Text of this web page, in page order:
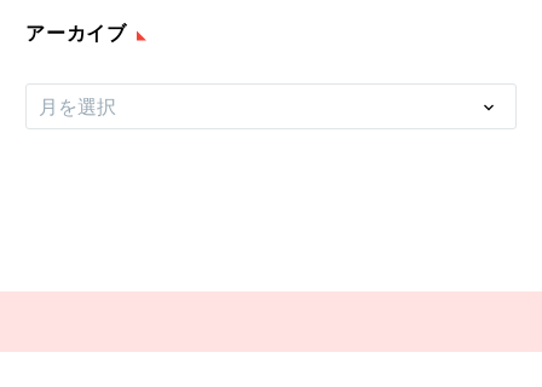
アーカイブ
ー
月を選択